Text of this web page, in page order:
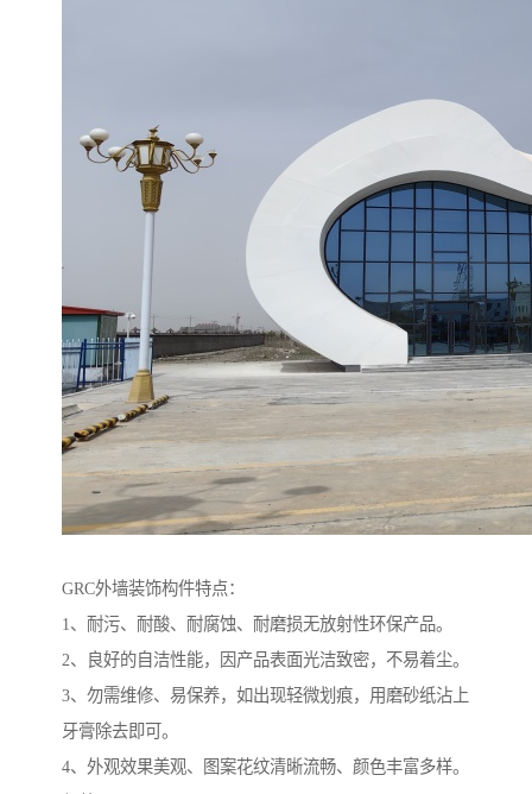
GRC外墙装饰构件特点：
1、耐污、耐酸、耐腐蚀、耐磨损无放射性环保产品。
2、良好的自洁性能，因产品表面光洁致密，不易着尘。
3、勿需维修、易保养，如出现轻微划痕，用磨砂纸沾上
牙膏除去即可。
4、外观效果美观、图案花纹清晰流畅、颜色丰富多样。